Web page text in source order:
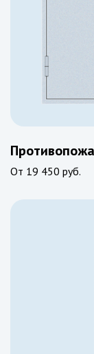
От 19 450 руб.